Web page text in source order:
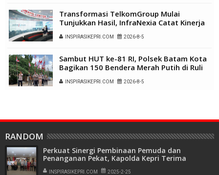
Transformasi TelkomGroup Mulai
Tunjukkan Hasil, InfraNexia Catat Kinerja
Nasional
INSPIRASIKEPRI.COM 2026-8-5
Sambut HUT ke-81 RI, Polsek Batam Kota
Bagikan 150 Bendera Merah Putih di Ruli
INSPIRASIKEPRI.COM 2026-8-5
RANDOM
Perkuat Sinergi Pembinaan Pemuda dan
Penanganan Pekat, Kapolda Kepri Terima
Audiensi PW PRIMA DMI
INSPIRASIKEPRI.COM 2025-2-25